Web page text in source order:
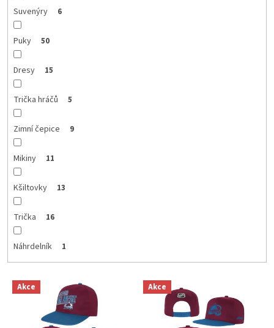
Suvenýry 6
Puky 50
Dresy 15
Trička hráčů 5
Zimní čepice 9
Mikiny 11
Kšiltovky 13
Trička 16
Náhrdelník 1
V Akce Akce